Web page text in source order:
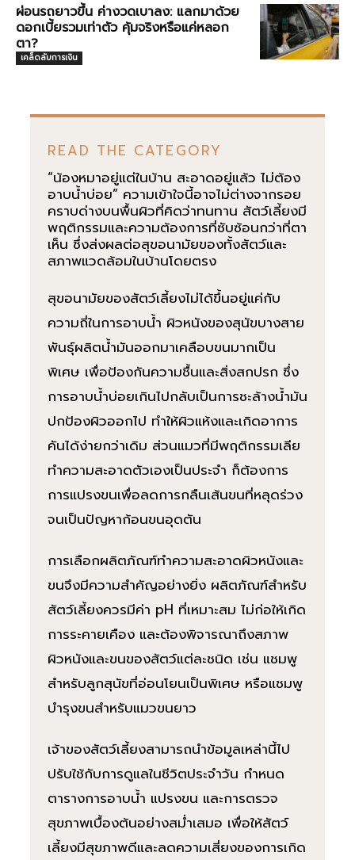
ผ่อนรถยาวขึ้น ค่างวดเบาลง: แลกมาด้วย
ดอกเบี้ยรวมเท่าตัว คุ้มจริงหรือแค่หลอก
ตา?
เคล็ดลับการเงิน
READ THE CATEGORY
“น้องหมาอยู่แต่ในบ้าน สะอาดอยู่แล้ว ไม่ต้อง
อาบน้ำบ่อย” ความเข้าใจนี้อาจไม่ต่างจากรอย
คราบด่างบนพื้นผิวที่คิดว่าทนทาน สัตว์เลี้ยงมี
พฤติกรรมและความต้องการที่ซับซ้อนกว่าที่ตา
เห็น ซึ่งส่งผลต่อสุขอนามัยของทั้งสัตว์และ
สภาพแวดล้อมในบ้านโดยตรง
สุขอนามัยของสัตว์เลี้ยงไม่ได้ขึ้นอยู่แค่กับ
ความถี่ในการอาบน้ำ ผิวหนังของสุนัขบางสาย
พันธุ์ผลิตน้ำมันออกมาเคลือบขนมากเป็น
พิเศษ เพื่อป้องกันความชื้นและสิ่งสกปรก ซึ่ง
การอาบน้ำบ่อยเกินไปกลับเป็นการชะล้างน้ำมัน
ปกป้องผิวออกไป ทำให้ผิวแห้งและเกิดอาการ
คันได้ง่ายกว่าเดิม ส่วนแมวที่มีพฤติกรรมเลีย
ทำความสะอาดตัวเองเป็นประจำ ก็ต้องการ
การแปรงขนเพื่อลดการกลืนเส้นขนที่หลุดร่วง
จนเป็นปัญหาก้อนขนอุดตัน
การเลือกผลิตภัณฑ์ทำความสะอาดผิวหนังและ
ขนจึงมีความสำคัญอย่างยิ่ง ผลิตภัณฑ์สำหรับ
สัตว์เลี้ยงควรมีค่า pH ที่เหมาะสม ไม่ก่อให้เกิด
การระคายเคือง และต้องพิจารณาถึงสภาพ
ผิวหนังและขนของสัตว์แต่ละชนิด เช่น แชมพู
สำหรับลูกสุนัขที่อ่อนโยนเป็นพิเศษ หรือแชมพู
บำรุงขนสำหรับแมวขนยาว
เจ้าของสัตว์เลี้ยงสามารถนำข้อมูลเหล่านี้ไป
ปรับใช้กับการดูแลในชีวิตประจำวัน กำหนด
ตารางการอาบน้ำ แปรงขน และการตรวจ
สุขภาพเบื้องต้นอย่างสม่ำเสมอ เพื่อให้สัตว์
เลี้ยงมีสุขภาพดีและลดความเสี่ยงของการเกิด